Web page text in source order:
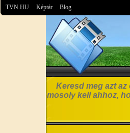
TVN.HU Képtár Blog
Keresd meg azt
mosoly kell ahhoz,